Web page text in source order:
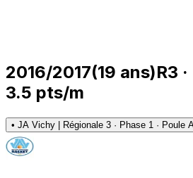
2016/2017(19 ans)R3 ·
3.5 pts/m
• JA Vichy | Régionale 3 · Phase 1 · Poule